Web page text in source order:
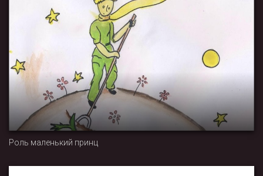
Роль маленький принц